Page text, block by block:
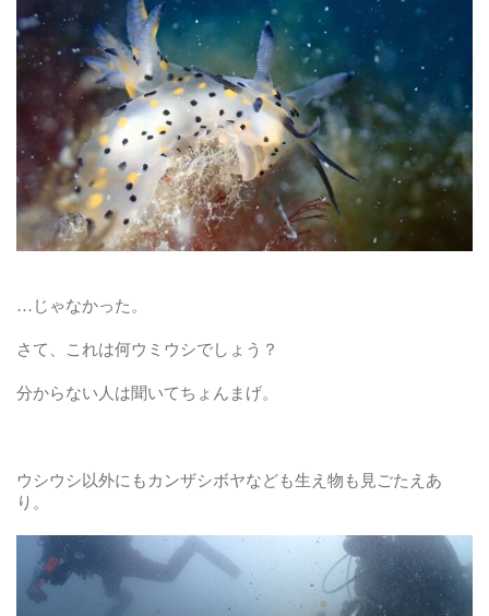
…じゃなかった。
さて、これは何ウミウシでしょう？
分からない人は聞いてちょんまげ。
ウシウシ以外にもカンザシボヤなども生え物も見ごたえあ
り。